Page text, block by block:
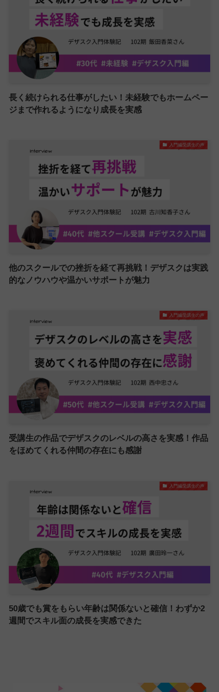
長く続けられる仕事がしたい！未経験でもホームペー
ジまで作れるようになり成長を実感
入門編受講生の声
他のスクールでの挫折を経て再挑戦！デザスクは実践
的なノウハウや温かいサポートが魅力
入門編受講生の声
受講生の作品でデザスクのレベルの高さを実感！作品
をほめてくれる仲間の存在にも感謝
入門編受講生の声
50歳でも賞をもらい年齢は関係ないと確信！わずか2
週間でスキル面の成長を実感できた